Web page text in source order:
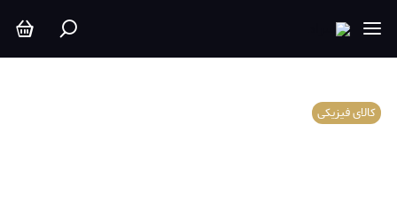
کالای فیزیکی